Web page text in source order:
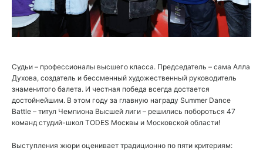
Судьи – профессионалы высшего класса. Председатель – сама Алла
Духова, создатель и бессменный художественный руководитель
знаменитого балета. И честная победа всегда достается
достойнейшим. В этом году за главную награду Summer Dance
Battle – титул Чемпиона Высшей лиги – решились побороться 47
команд студий-школ TODES Москвы и Московской области!
Выступления жюри оценивает традиционно по пяти критериям: